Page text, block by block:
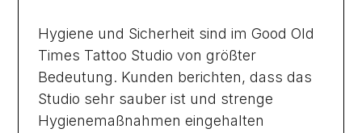
Hygiene und Sicherheit sind im Good Old
Times Tattoo Studio von größter
Bedeutung. Kunden berichten, dass das
Studio sehr sauber ist und strenge
Hygienemaßnahmen eingehalten